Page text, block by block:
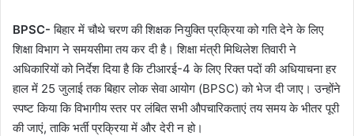
BPSC- बिहार में चौथे चरण की शिक्षक नियुक्ति प्रक्रिया को गति देने के लिए
शिक्षा विभाग ने समयसीमा तय कर दी है। शिक्षा मंत्री मिथिलेश तिवारी ने
अधिकारियों को निर्देश दिया है कि टीआरई-4 के लिए रिक्त पदों की अधियाचना हर
हाल में 25 जुलाई तक बिहार लोक सेवा आयोग (BPSC) को भेज दी जाए। उन्होंने
स्पष्ट किया कि विभागीय स्तर पर लंबित सभी औपचारिकताएं तय समय के भीतर पूरी
की जाएं, ताकि भर्ती प्रक्रिया में और देरी न हो।